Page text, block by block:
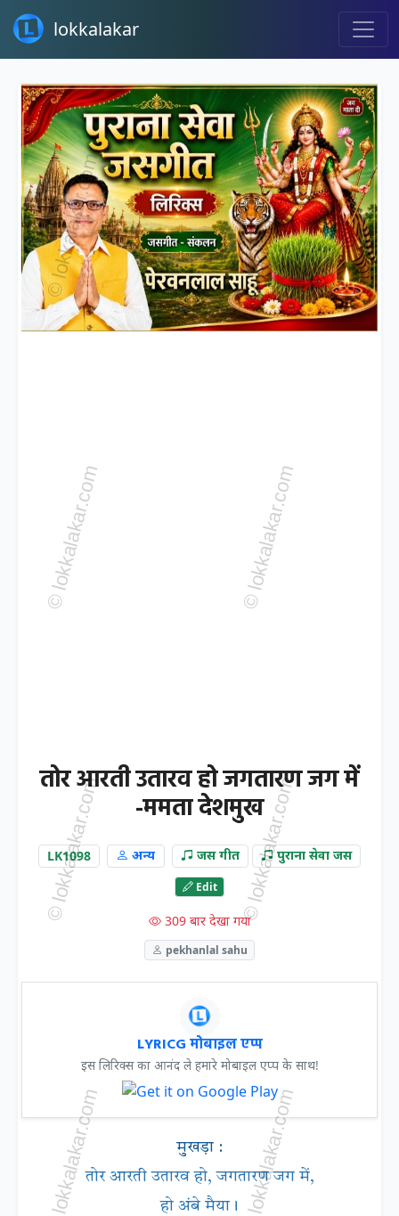
lokkalakar
तोर आरती उतारव हो जगतारण जग में
-ममता देशमुख
LK1098 अन्य जस गीत पुराना सेवा जस
Edit
309 बार देखा गया
pekhanlal sahu
LYRICG मोबाइल एप्प
इस लिरिक्स का आनंद ले हमारे मोबाइल एप्प के साथ!
मुखड़ा :
तोर आरती उतारव हो, जगतारण जग में,
हो अंबे मैया।